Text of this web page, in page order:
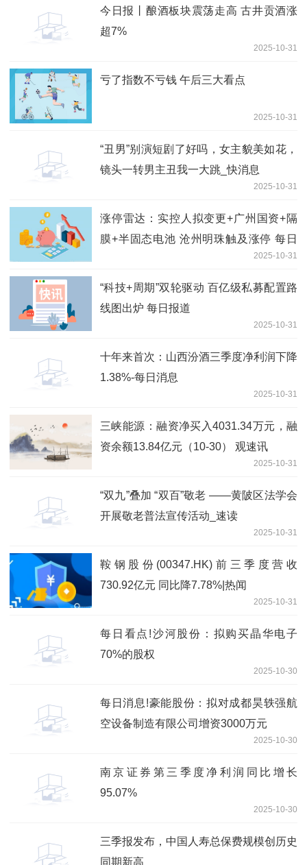
今日报丨酿酒板块震荡走高 古井贡酒涨
超7%
2025-10-31
亏了指数不亏钱 午后三大看点
2025-10-31
“丑男”别演短剧了好吗，女主貌美如花，
镜头一转男主丑我一大跳_快消息
2025-10-31
涨停雷达：实控人拟变更+广州国资+隔
膜+半固态电池 沧州明珠触及涨停 每日
2025-10-31
“科技+周期”双轮驱动 百亿级私募配置路
线图出炉 每日报道
2025-10-31
十年来首次：山西汾酒三季度净利润下降
1.38%-每日消息
2025-10-31
三峡能源：融资净买入4031.34万元，融
资余额13.84亿元（10-30） 观速讯
2025-10-31
“双九”叠加 “双百”敬老​ ——黄陂区法学会
开展敬老普法宣传活动_速读
2025-10-31
鞍钢股份(00347.HK)前三季度营收
730.92亿元 同比降7.78%|热闻
2025-10-31
每日看点!沙河股份：拟购买晶华电子
70%的股权
2025-10-30
每日消息!豪能股份：拟对成都昊轶强航
空设备制造有限公司增资3000万元
2025-10-30
南京证券第三季度净利润同比增长
95.07%
2025-10-30
三季报发布，中国人寿总保费规模创历史
同期新高